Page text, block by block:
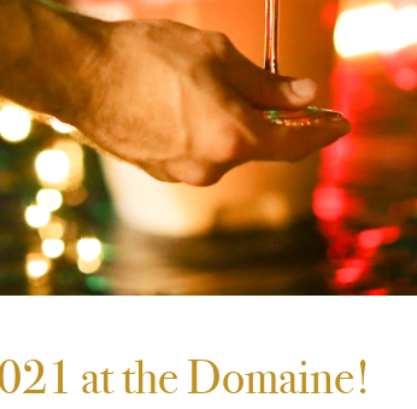
at the Domaine!